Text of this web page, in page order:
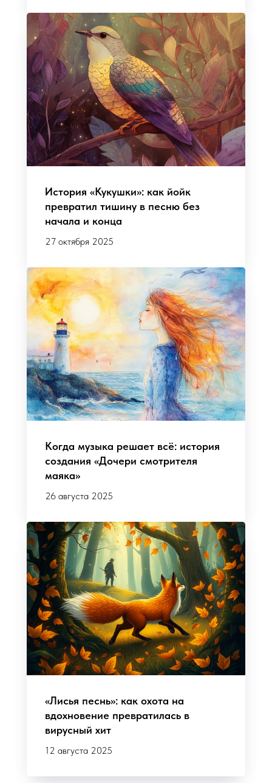
История «Кукушки»: как йойк
превратил тишину в песню без
начала и конца
27 октября 2025
Когда музыка решает всё: история
создания «Дочери смотрителя
маяка»
26 августа 2025
«Лисья песнь»: как охота на
вдохновение превратилась в
вирусный хит
12 августа 2025